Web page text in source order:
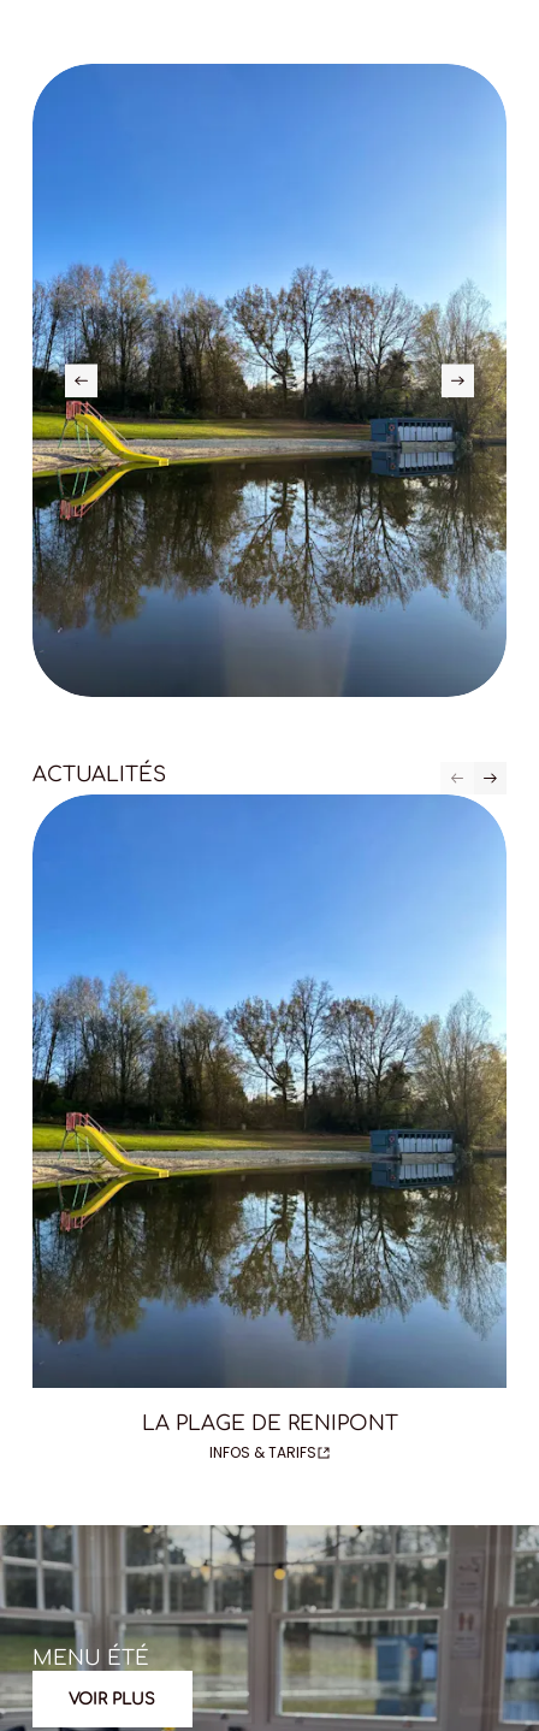
ACTUALITÉS
LA PLAGE DE RENIPONT
INFOS & TARIFS
MENU ÉTÉ
VOIR PLUS